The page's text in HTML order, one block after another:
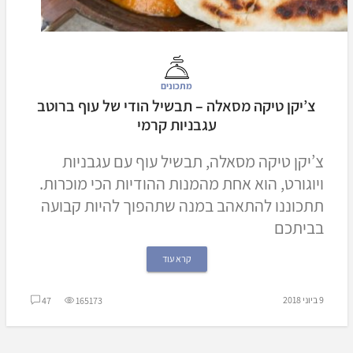
מתכונים
צ’יקן טיקה מסאלה – תבשיל הודי של עוף ברוטב
עגבניות קרמי
צ’יקן טיקה מסאלה, תבשיל עוף עם עגבניות
ויוגורט, הוא אחת מהמנות ההודיות הכי מוכרות.
תתכוננו להתאהב במנה שתהפוך להיות קבועה
בביתכם
קרא עוד
9 ביוני 2018 165173
47